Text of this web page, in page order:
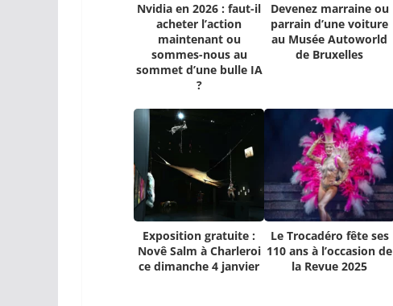
Nvidia en 2026 : faut-il
acheter l’action
maintenant ou
sommes-nous au
sommet d’une bulle IA
?
Devenez marraine ou
parrain d’une voiture
au Musée Autoworld
de Bruxelles
Exposition gratuite :
Novê Salm à Charleroi
ce dimanche 4 janvier
Le Trocadéro fête ses
110 ans à l’occasion de
la Revue 2025